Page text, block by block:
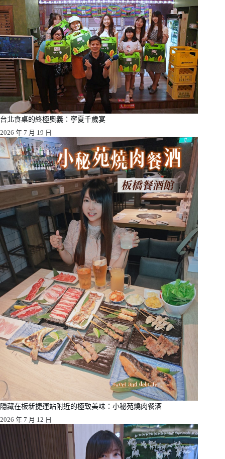
台北食桌的終極奧義：寧夏千歲宴
2026 年 7 月 19 日
隱藏在板新捷運站附近的極致美味：小秘苑燒肉餐酒
2026 年 7 月 12 日